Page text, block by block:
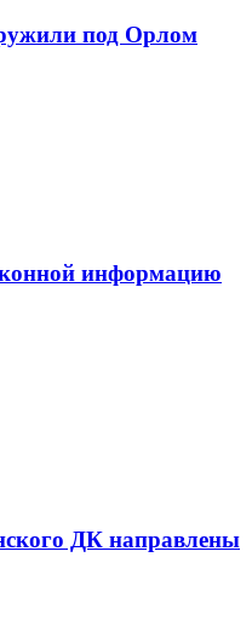
под Орлом
информацию
ДК направлены